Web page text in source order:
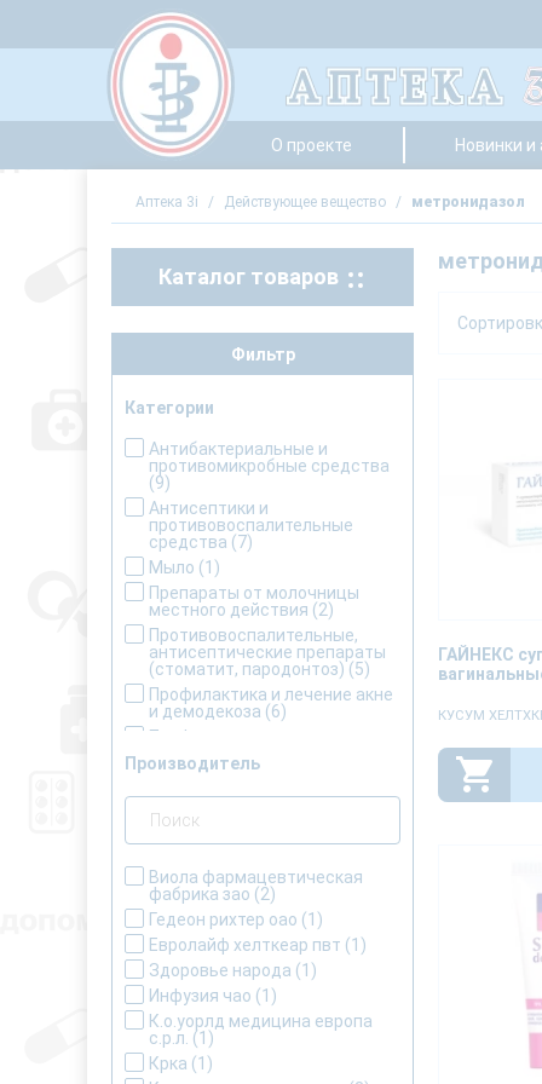
О проекте Новинки и
Аптека 3i / Действующее вещество / метронидазол
Каталог товаров
Фильтр
Категории
Антибактериальные и
противомикробные средства
(9)
Антисептики и
противовоспалительные
средства (7)
Мыло (1)
Препараты от молочницы
местного действия (2)
Противовоспалительные,
антисептические препараты
(стоматит, пародонтоз) (5)
Профилактика и лечение акне
и демодекоза (6)
Профилактика и лечение
Производитель
Виола фармацевтическая
фабрика зао (2)
Гедеон рихтер оао (1)
Евролайф хелткеар пвт (1)
Здоровье народа (1)
Инфузия чао (1)
К.о.уорлд медицина европа
с.р.л. (1)
Крка (1)
ГАЙНЕКС
КУСУМ